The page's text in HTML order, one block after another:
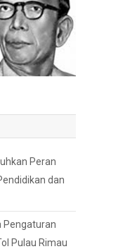
Peran
dan
Pengaturan
Pulau Rimau